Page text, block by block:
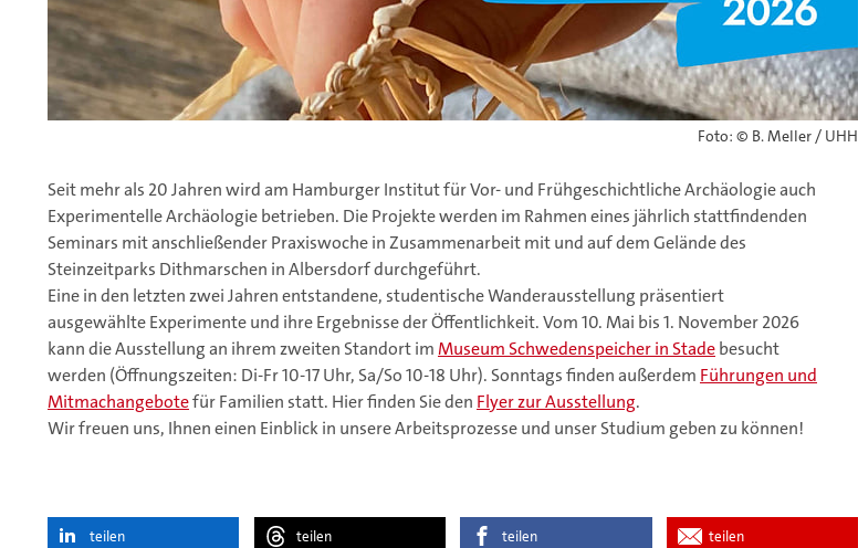
Foto: © B. Meller / UHH
Seit mehr als 20 Jahren wird am Hamburger Institut für Vor- und Frühgeschichtliche Archäologie auch
Experimentelle Archäologie betrieben. Die Projekte werden im Rahmen eines jährlich stattfindenden
Seminars mit anschließender Praxiswoche in Zusammenarbeit mit und auf dem Gelände des
Steinzeitparks Dithmarschen in Albersdorf durchgeführt.
Eine in den letzten zwei Jahren entstandene, studentische Wanderausstellung präsentiert
ausgewählte Experimente und ihre Ergebnisse der Öffentlichkeit. Vom 10. Mai bis 1. November 2026
kann die Ausstellung an ihrem zweiten Standort imMuseum Schwedenspeicher in Stadebesucht
werden (Öffnungszeiten: Di-Fr 10-17 Uhr, Sa/So 10-18 Uhr). Sonntags finden außerdem Führungen und
Mitmachangebotefür Familien statt. Hier finden Sie den Flyer zur Ausstellung.
Wir freuen uns, Ihnen einen Einblick in unsere Arbeitsprozesse und unser Studium geben zu können!
teilen teilen teilen teilen